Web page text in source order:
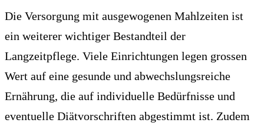
Die Versorgung mit ausgewogenen Mahlzeiten ist
ein weiterer wichtiger Bestandteil der
Langzeitpflege. Viele Einrichtungen legen grossen
Wert auf eine gesunde und abwechslungsreiche
Ernährung, die auf individuelle Bedürfnisse und
eventuelle Diätvorschriften abgestimmt ist. Zudem